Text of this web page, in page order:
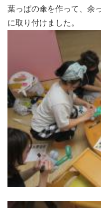
葉っぱの傘を作って、余
に取り付けました。